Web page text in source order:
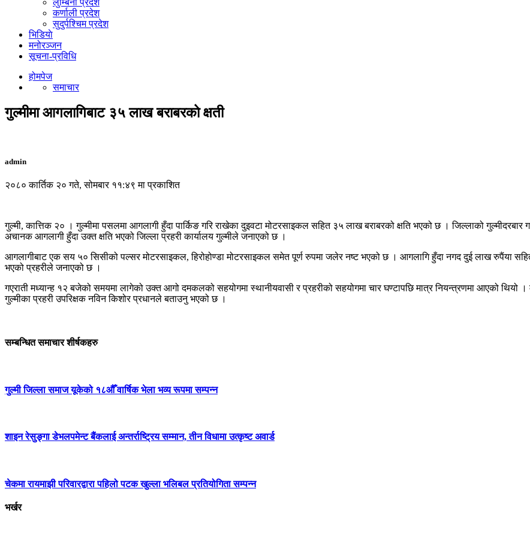
लुम्बिनी प्रदेश
कर्णाली प्रदेश
सुदुर्पश्चिम प्रदेश
भिडियाे
मनोरञ्जन
सूचना-प्रविधि
होमपेज
समाचार
गुल्मीमा आगलागिबाट ३५ लाख बराबरको क्षती
admin
२०८० कार्तिक २० गते, सोमबार ११:४९ मा प्रकाशित
गुल्मी, कात्तिक २० । गुल्मीमा पसलमा आगलागी हुँदा पार्किङ गरि राखेका दुइवटा मोटरसाइकल सहित ३५ लाख बराबरको क्षति भएको छ । जिल्लाको गुल्मीदरबार
अचानक आगलागी हुँदा उक्त क्षति भएको जिल्ला प्रहरी कार्यालय गुल्मीले जनाएको छ ।
आगलागीबाट एक सय ५० सिसीको पल्सर मोटरसाइकल, हिरोहोण्डा मोटरसाइकल समेत पूर्ण रुपमा जलेर नष्ट भएको छ । आगलागि हुँदा नगद दुई लाख रुपैंया
भएको प्रहरीले जनाएको छ ।
गएराती मध्यान्ह १२ बजेको समयमा लागेको उक्त आगो दमकलको सहयोगमा स्थानीयवासी र प्रहरीको सहयोगमा चार घण्टापछि मात्र नियन्त्रणमा आएको थियो
गुल्मीका प्रहरी उपरिक्षक नविन किशोर प्रधानले बताउनु भएको छ ।
सम्बन्धित समाचार शीर्षकहरु
गुल्मी जिल्ला समाज यूकेको १८औँ वार्षिक भेला भव्य रूपमा सम्पन्न
शाइन रेसुङ्गा डेभलपमेन्ट बैंकलाई अन्तर्राष्ट्रिय सम्मान, तीन विधामा उत्कृष्ट अवार्ड
चेकमा रायमाझी परिवारद्वारा पहिलो पटक खुल्ला भलिबल प्रतियोगिता सम्पन्न
भर्खर